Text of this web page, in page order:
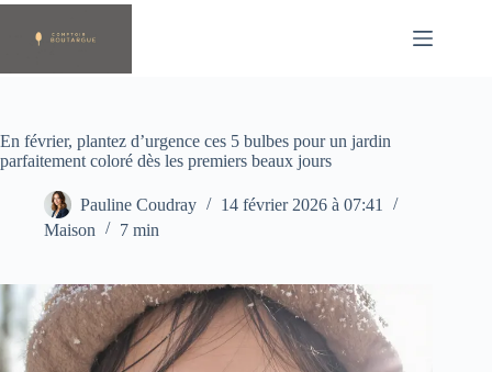
Passer
contenu
En février, plantez d’urgence ces 5 bulbes pour un jardin
parfaitement coloré dès les premiers beaux jours
Pauline Coudray
14 février 2026 à 07:41
Maison
7 min